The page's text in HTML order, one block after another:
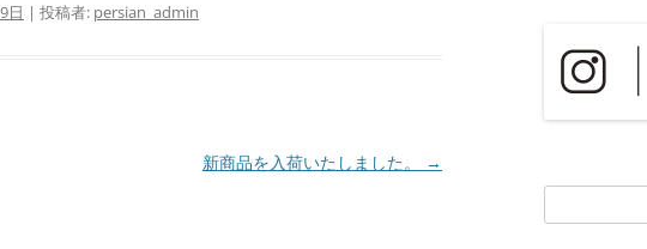
日 | 投稿者: persian_admin
新商品を入荷いたしました。 →
索: